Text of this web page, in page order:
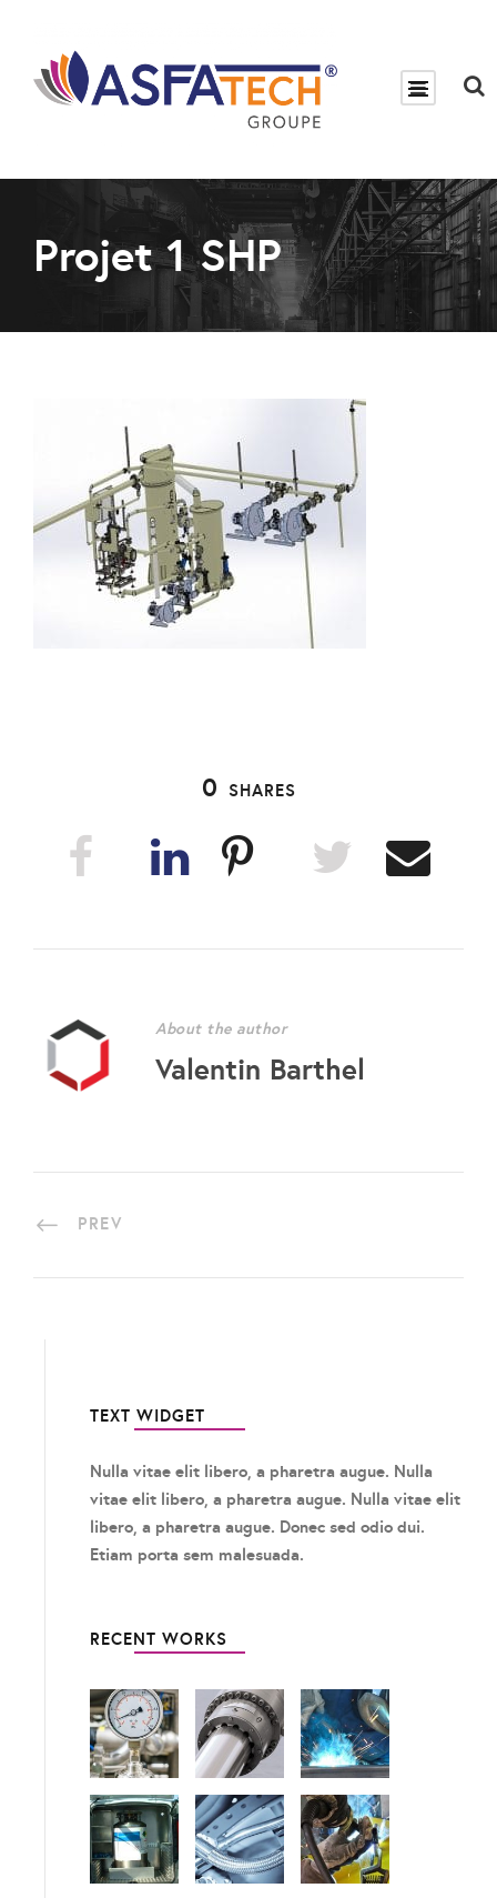
Projet 1 SHP
0 SHARES
About the author
Valentin Barthel
PREV
TEXT WIDGET
Nulla vitae elit libero, a pharetra augue. Nulla
vitae elit libero, a pharetra augue. Nulla vitae elit
libero, a pharetra augue. Donec sed odio dui.
Etiam porta sem malesuada.
RECENT WORKS